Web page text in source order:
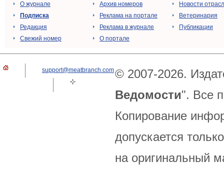
О журнале
Подписка
Редакция
Свежий номер
Архив номеров
Реклама на портале
Реклама в журнале
О портале
Новости
Ветеринария
Публикации
support@meatbranch.com© 2007-2026.
Ведомости". Все
Копирование
допускается
на оригинальный